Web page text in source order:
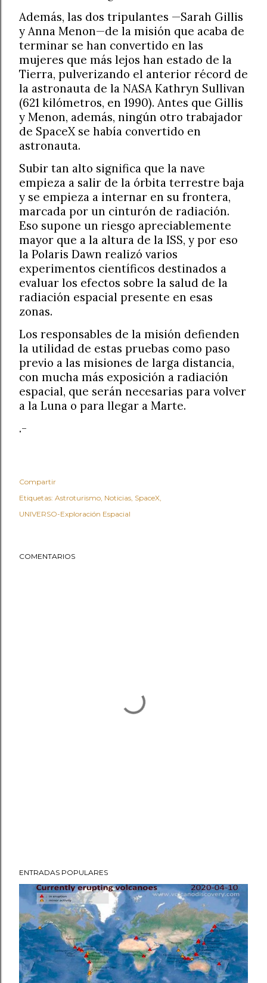
Además, las dos tripulantes —Sarah Gillis
y Anna Menon—de la misión que acaba de
terminar se han convertido en las
mujeres que más lejos han estado de la
Tierra, pulverizando el anterior récord de
la astronauta de la NASA Kathryn Sullivan
(621 kilómetros, en 1990). Antes que Gillis
y Menon, además, ningún otro trabajador
de SpaceX se había convertido en
astronauta.
Subir tan alto significa que la nave
empieza a salir de la órbita terrestre baja
y se empieza a internar en su frontera,
marcada por un cinturón de radiación.
Eso supone un riesgo apreciablemente
mayor que a la altura de la ISS, y por eso
la Polaris Dawn realizó varios
experimentos científicos destinados a
evaluar los efectos sobre la salud de la
radiación espacial presente en esas
zonas.
Los responsables de la misión defienden
la utilidad de estas pruebas como paso
previo a las misiones de larga distancia,
con mucha más exposición a radiación
espacial, que serán necesarias para volver
a la Luna o para llegar a Marte.
.-
Compartir
Etiquetas: Astroturismo Noticias SpaceX
UNIVERSO-Exploración Espacial
COMENTARIOS
ENTRADAS POPULARES